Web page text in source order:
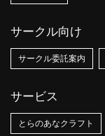
サークル向け
サークル委託案内
サービス
とらのあなクラフト